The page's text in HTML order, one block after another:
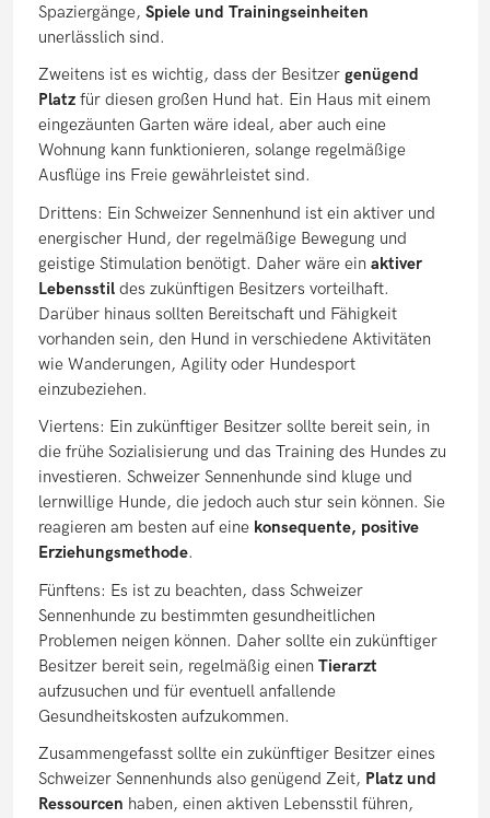
Spaziergänge, Spiele und Trainingseinheiten
unerlässlich sind.
Zweitens ist es wichtig, dass der Besitzer genügend
Platzfür diesen großen Hund hat. Ein Haus mit einem
eingezäunten Garten wäre ideal, aber auch eine
Wohnung kann funktionieren, solange regelmäßige
Ausflüge ins Freie gewährleistet sind.
Drittens: Ein Schweizer Sennenhund ist ein aktiver und
energischer Hund, der regelmäßige Bewegung und
geistige Stimulation benötigt. Daher wäre einaktiver
Lebensstil des zukünftigen Besitzers vorteilhaft.
Darüber hinaus sollten Bereitschaft und Fähigkeit
vorhanden sein, den Hund in verschiedene Aktivitäten
wie Wanderungen, Agility oder Hundesport
einzubeziehen.
Viertens: Ein zukünftiger Besitzer sollte bereit sein, in
die frühe Sozialisierung und das Training des Hundes zu
investieren. Schweizer Sennenhunde sind kluge und
lernwillige Hunde, die jedoch auch stur sein können. Sie
reagieren am besten auf eine konsequente, positive
Erziehungsmethode.
Fünftens: Es ist zu beachten, dass Schweizer
Sennenhunde zu bestimmten gesundheitlichen
Problemen neigen können. Daher sollte ein zukünftiger
Besitzer bereit sein, regelmäßig einen Tierarzt
aufzusuchen und für eventuell anfallende
Gesundheitskosten aufzukommen.
Zusammengefasst sollte ein zukünftiger Besitzer eines
Schweizer Sennenhunds also genügend Zeit, Platz und
Ressourcen haben, einen aktiven Lebensstil führen,